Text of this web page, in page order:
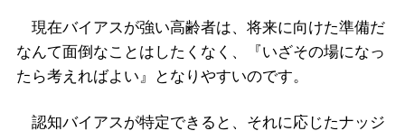
現在バイアスが強い高齢者は、将来に向けた準備だ
なんて面倒なことはしたくなく、『いざその場になっ
たら考えればよい』となりやすいのです。
認知バイアスが特定できると、それに応じたナッジ